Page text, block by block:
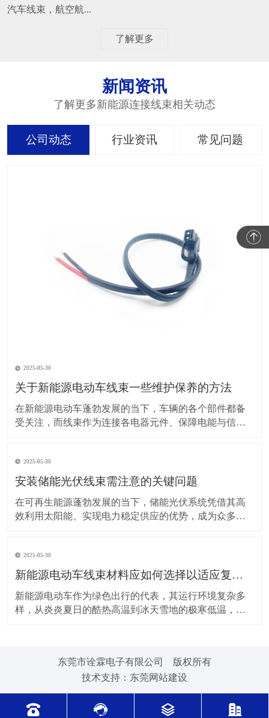
汽车线束，航空航...
了解更多
新闻资讯
了解更多新能源连接线束相关动态
公司动态 行业资讯 常见问题
2025-05-30
关于新能源电动车线束一些维护保养的方法
在新能源电动车蓬勃发展的当下，车辆的各个部件都备
受关注，而线束作为连接各电器元件、保障电能与信号
让车辆运行更稳定、安全，还能延长其使用寿命。 日常
驾驶习惯对线束的影响不容小觑。平稳驾驶是维护线束
2025-05-30
安装储能光伏线束需注意的关键问题
在可再生能源蓬勃发展的当下，储能光伏系统凭借其高
效利用太阳能、实现电力稳定供应的优势，成为众多领
安全。因此，在安装储能光伏线束时，有许多问题需要
格外留意。 安装前的准备工作至关重要。在开始安装前
2025-05-30
新能源电动车线束材料应如何选择以适应复杂的环境温度范围？
新能源电动车作为绿色出行的代表，其运行环境复杂多
样，从炎炎夏日的酷热高温到冰天雪地的极寒低温，车
环境下，新能源电动车的电池、电机等部件工作时会散
东莞市诠霖电子有限公司 版权所有
技术支持： 东莞网站建设